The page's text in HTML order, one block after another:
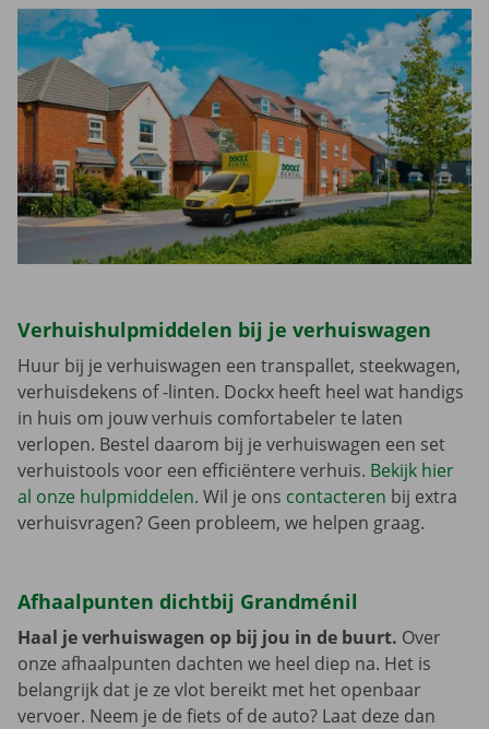
Verhuishulpmiddelen bij je verhuiswagen
Huur bij je verhuiswagen een transpallet, steekwagen,
verhuisdekens of -linten. Dockx heeft heel wat handigs
in huis om jouw verhuis comfortabeler te laten
verlopen. Bestel daarom bij je verhuiswagen een set
verhuistools voor een efficiëntere verhuis. Bekijk hier
al onze hulpmiddelen. Wil je ons contacteren bij extra
verhuisvragen? Geen probleem, we helpen graag.
Afhaalpunten dichtbij Grandménil
Haal je verhuiswagen op bij jou in de buurt. Over
onze afhaalpunten dachten we heel diep na. Het is
belangrijk dat je ze vlot bereikt met het openbaar
vervoer. Neem je de fiets of de auto? Laat deze dan